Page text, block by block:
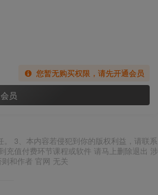
您暂无购买权限，请先开通会员
员
3、本内容若侵犯到你的版权利益，请联系
充值付费环节课程或软件 请马上删除退出 涉
和作者 官网 无关